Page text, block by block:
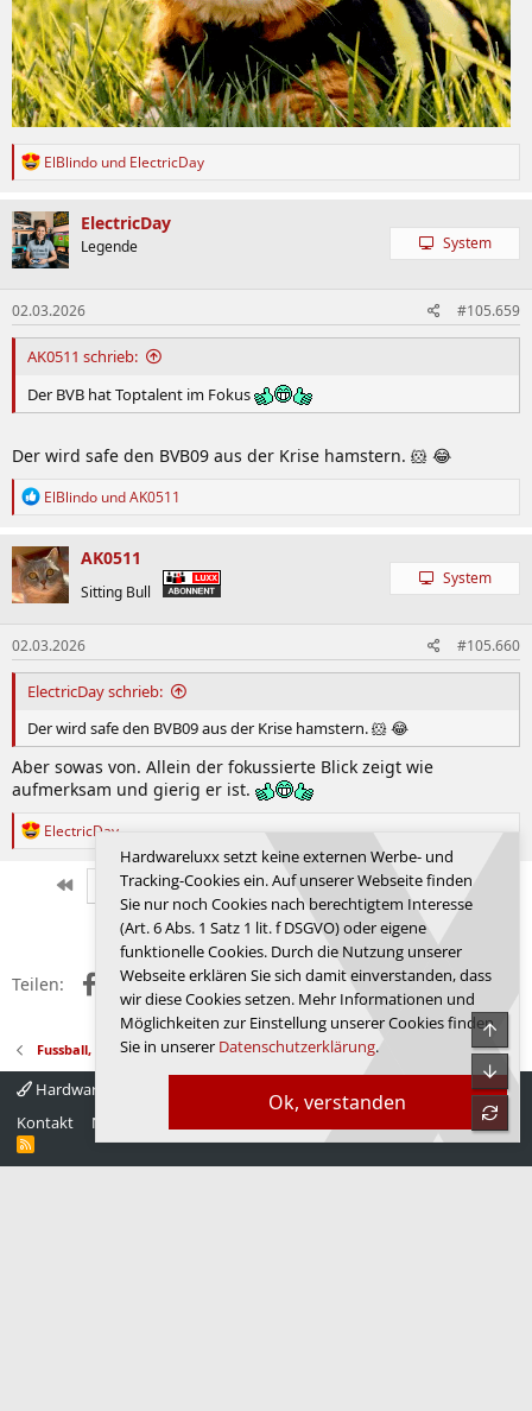
R
k
t
i
o
n
e
n
:
ElBlindo und ElectricDay
ElectricDay
Legende System
02.03.2026 #105.659
AK0511 schrieb:
Der BVB hat Toptalent im Fokus
Der wird safe den BVB09 aus der Krise hamstern. 🐹 😂
R
k
t
i
o
n
e
n
:
ElBlindo undAK0511
AK0511
Sitting Bull
System
02.03.2026 #105.660
ElectricDay schrieb:
Der wird safe den BVB09 aus der Krise hamstern. 🐹 😂
Aber sowas von. Allein der fokussierte Blick zeigt wie
aufmerksam und gierig er ist.
R
e
ElectricDay
Erste Vorherige 3522 von 3668 Nächste
Anmelden, um zu antworten.
Teilen: FacebookX (Twitter)
RedditWhatsApp
E-MailLink
Fussball, Sport, Autos
Hardwareluxx 4.0
Kontakt
Nutzungsbedingungen Startseite
R
Ok, verstanden
Hardwareluxx setzt keine externen Werbe- und
Tracking-Cookies ein. Auf unserer Webseite finden
Sie nur noch Cookies nach berechtigtem Interesse
(Art. 6 Abs. 1 Satz 1 lit. f DSGVO) oder eigene
funktionelle Cookies. Durch die Nutzung unserer
Webseite erklären Sie sich damit einverstanden, dass
wir diese Cookies setzen. Mehr Informationen und
Möglichkeiten zur Einstellung unserer Cookies finden
Sie in unserer Datenschutzerklärung.